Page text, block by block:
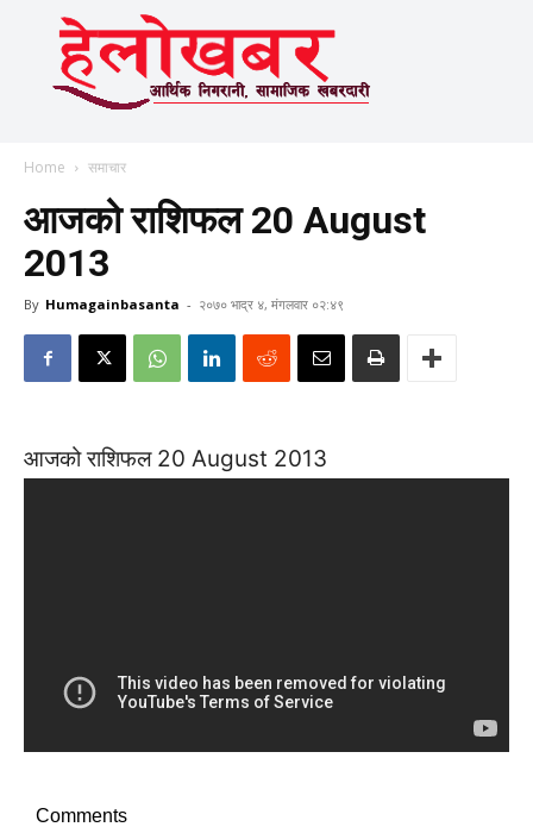
Home समाचार
आजको राशिफल 20 August
2013
By Humagainbasanta - २०७० भाद्र ४, मंगलवार ०२:४९
आजको राशिफल 20 August 2013
Comments